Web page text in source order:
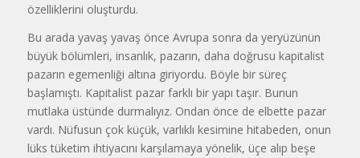
özelliklerini oluşturdu.
Bu arada yavaş yavaş önce Avrupa sonra da yeryüzünün
büyük bölümleri, insanlık, pazarın, daha doğrusu kapitalist
pazarın egemenliği altına giriyordu. Böyle bir süreç
başlamıştı. Kapitalist pazar farklı bir yapı taşır. Bunun
mutlaka üstünde durmalıyız. Ondan önce de elbette pazar
vardı. Nüfusun çok küçük, varlıklı kesimine hitabeden, onun
lüks tüketim ihtiyacını karşılamaya yönelik, üçe alıp beşe